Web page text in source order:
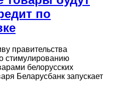
по
правительства
стимулированию
белорусских
Беларусбанк запускает